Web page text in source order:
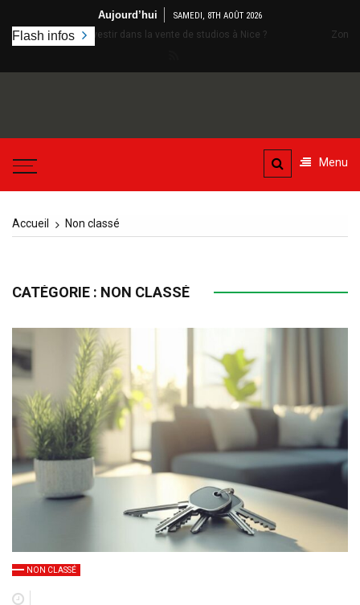
contenu
Aujourd’hui SAMEDI, 8TH AOÛT 2026
Flash infos
investir dans la vente de studios à Nice ? Zones protégées en
Menu
Accueil Non classé
CATÉGORIE : NON CLASSÉ
NON CLASSÉ